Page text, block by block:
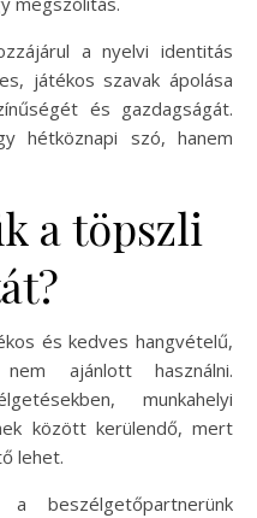
a nyelvi identitás
játékos szavak ápolása
és gazdagságát.
hétköznapi szó, hanem
a töpszli
és kedves hangvételű,
ajánlott használni.
munkahelyi
között kerülendő, mert
lehet.
beszélgetőpartnerünk